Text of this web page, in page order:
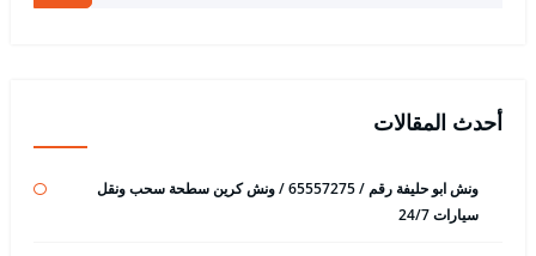
أحدث المقالات
ونش ابو حليفة رقم / 65557275 / ونش كرين سطحة سحب ونقل
سيارات 24/7